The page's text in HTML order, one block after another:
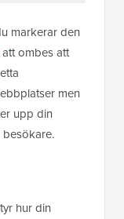
markerar den
att ombes att
men
upp din
hur din